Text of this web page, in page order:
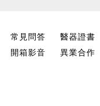
常見問答 醫器證書
開箱影音 異業合作